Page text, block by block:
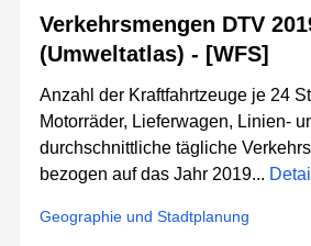
Verkehrsmengen DTV
(Umweltatlas) - [WFS]
Anzahl der Kraftfahrtzeuge je 24
Motorräder, Lieferwagen, Linien-
durchschnittliche tägliche
bezogen auf das Jahr 2019...
Geographie und Stadtplanung